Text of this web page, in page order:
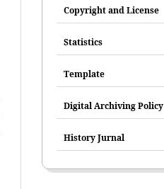
Copyright and License
Statistics
Template
Digital Archiving Policy
History Jurnal